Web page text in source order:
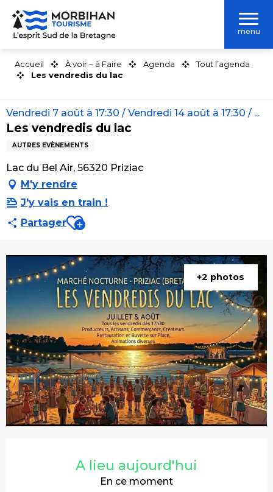
Aller
contenu
menu
Accueil À voir – à Faire Agenda
Tout l’agenda
Les vendredis du lac
Vendredi 7 août à 17:30 / Vendredi 14 août à 17:30 / ...
Les vendredis du lac
AUTRES EVÈNEMENTS
Lac du Bel Air, 56320 Priziac
M'y rendre
J'y vais en train !
PartagerAjouter aux favoris
+2 photos
A lieu aujourd'hui
En ce moment